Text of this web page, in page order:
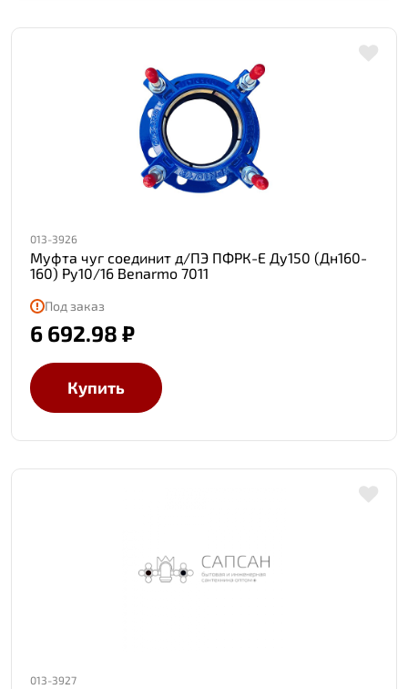
013-3926
Муфта чуг соединит д/ПЭ ПФРК-Е Ду150 (Дн160-
160) Ру10/16 Benarmo 7011
Под заказ
6 692.98 ₽
Купить
013-3927